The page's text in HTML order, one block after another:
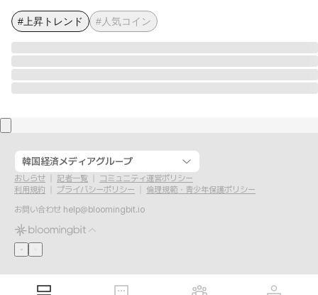
#上昇トレンド #人気コイン
韓国経済メディアグループ
おしらせ 記者一覧
コミュニティ運営ポリシー
利用規約
プライバシーポリシー
倫理規範・青少年保護ポリシー
お問い合わせ help@bloomingbit.io